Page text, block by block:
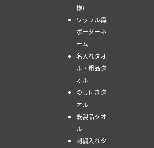
様)
ワッフル織
ボーダーネ
ーム
名入れタオ
ル・粗品タ
オル
のし付きタ
オル
既製品タオ
ル
刺繍入れタ